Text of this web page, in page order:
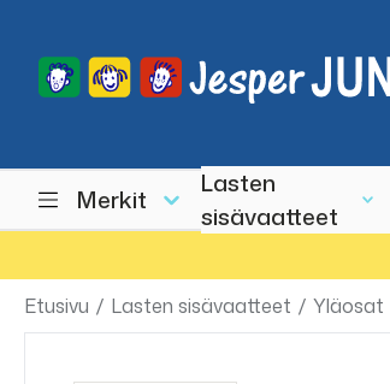
Merkit
Lasten
sisävaatteet
Etusivu / Lasten sisävaatteet / Yläosat